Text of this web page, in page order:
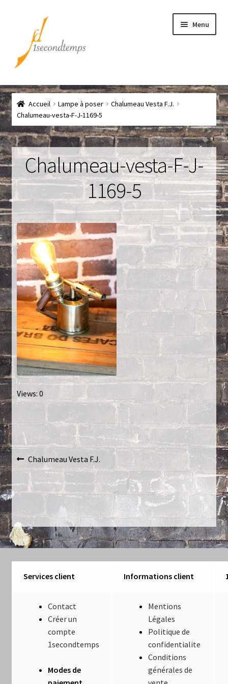
navigation
contenu
Menu
Accueil
Chef
CLICK & COLLECT
Conditions générales de vente
Contact
Couteaux
Créations sur commande
D’autres créations
Fourchette
Grands luminaires
Huître
La philosophie
Lampe à poser
Les Collections
Luminaires
Mentions Légales
Mon compte
Nautilus – Tome 1 – Les Machines Fondatrices
Paiement
Accueil Lampe à poser
Chalumeau Vesta F.J.
Chalumeau-vesta-F-J-1169-5
Chalumeau-vesta-F-J-
1169-5
Views: 0
Navigation
de
l’article
Article
précédent :
Chalumeau Vesta F.J.
Services client Informations client
Contact
Créer un
compte
1secondtemps
Modes de
Mentions
Légales
Politique de
confidentialite
Conditions
générales de